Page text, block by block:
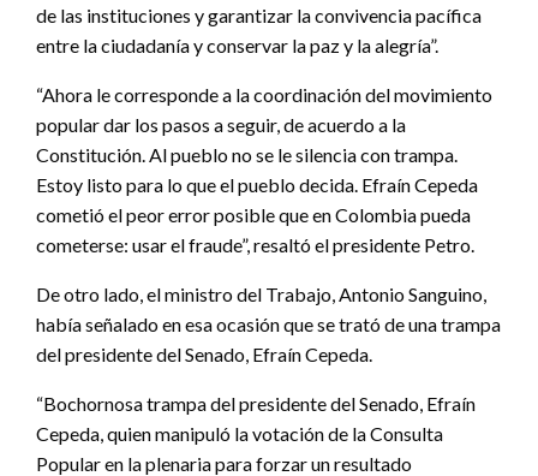
de las instituciones y garantizar la convivencia pacífica
entre la ciudadanía y conservar la paz y la alegría”.
“Ahora le corresponde a la coordinación del movimiento
popular dar los pasos a seguir, de acuerdo a la
Constitución. Al pueblo no se le silencia con trampa.
Estoy listo para lo que el pueblo decida. Efraín Cepeda
cometió el peor error posible que en Colombia pueda
cometerse: usar el fraude”, resaltó el presidente Petro.
De otro lado, el ministro del Trabajo, Antonio Sanguino,
había señalado en esa ocasión que se trató de una trampa
del presidente del Senado, Efraín Cepeda.
“Bochornosa trampa del presidente del Senado, Efraín
Cepeda, quien manipuló la votación de la Consulta
Popular en la plenaria para forzar un resultado